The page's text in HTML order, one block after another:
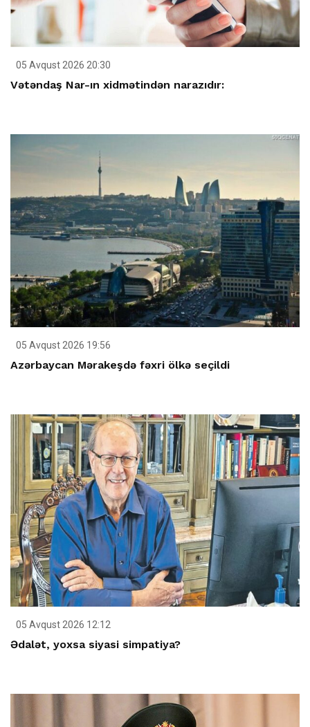
05 Avqust 2026 20:30
Vətəndaş Nar-ın xidmətindən narazıdır:
05 Avqust 2026 19:56
Azərbaycan Mərakeşdə fəxri ölkə seçildi
05 Avqust 2026 12:12
Ədalət, yoxsa siyasi simpatiya?